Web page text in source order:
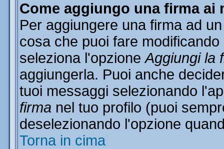
Come aggiungo una firma ai
Per aggiungere una firma ad
cosa che puoi fare
seleziona l'opzioneAggiungi la
aggiungerla. Puoi anche
tuoi messaggi selezionando
firma nel tuo profilo (puoi
deselezionando l'opzione
Torna in cima